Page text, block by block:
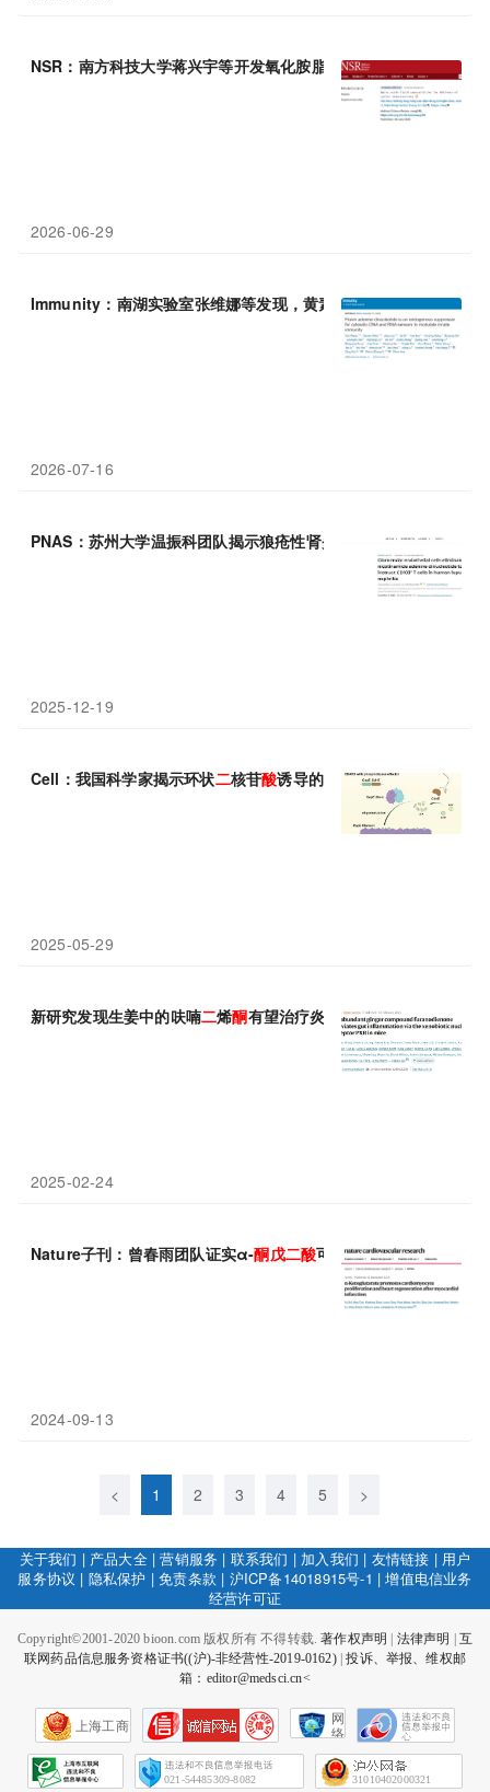
NSR：南方科技大学蒋兴宇等开发氧化胺脂质纳米颗粒实现环二
2026-06-29
Immunity：南湖实验室张维娜等发现，黄素腺嘌呤二核苷酸（
2026-07-16
PNAS：苏州大学温振科团队揭示狼疮性肾炎中肾小球内皮细胞清
2025-12-19
Cell：我国科学家揭示环状二核苷酸诱导的磷脂酶组装抵御病毒感
2025-05-29
新研究发现生姜中的呋喃二烯酮有望治疗炎症性肠病
2025-02-24
Nature子刊：曾春雨团队证实α-酮戊二酸可促进心肌梗死后心脏
2024-09-13
< 1 2 3 4 5 >
关于我们 | 产品大全|营销服务 | 联系我们 | 加入我们 | 友情链接 | 用户
服务协议 | 隐私保护 |免责条款 | 沪ICP备14018915号-1 |增值电信业务
经营许可证
Copyright©2001-2020 bioon.com 版权所有 不得转载.著作权声明 法律声明
互
联网药品信息服务资格证书((沪)-非经营性-2019-0162)|投诉、举报、维权邮
箱：editor@medsci.cn<
上海工商
网
络
会
征
021-54485309-8082 31010402000321